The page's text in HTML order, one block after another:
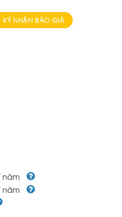
NHẬN BÁO GIÁ
năm
năm